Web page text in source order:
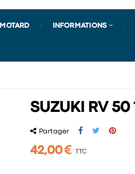
INFORMATIONS
SUZUKI RV
Partager
42,00 € TTC